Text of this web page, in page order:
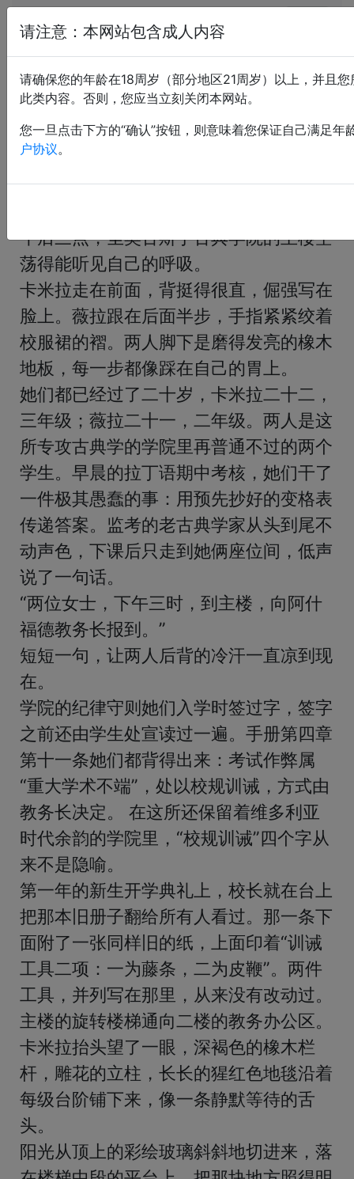
恋痛小说网
旋转楼梯上的训诫
上传：spanknaps； 售价：5 CNY； 最后更新：2026-
05-17 07:22:57
背景色：
午后三点，圣奥古斯丁古典学院的主楼空
荡得能听见自己的呼吸。
卡米拉走在前面，背挺得很直，倔强写在
脸上。薇拉跟在后面半步，手指紧紧绞着
校服裙的褶。两人脚下是磨得发亮的橡木
地板，每一步都像踩在自己的胃上。
她们都已经过了二十岁，卡米拉二十二，
三年级；薇拉二十一，二年级。两人是这
所专攻古典学的学院里再普通不过的两个
学生。早晨的拉丁语期中考核，她们干了
一件极其愚蠢的事：用预先抄好的变格表
传递答案。监考的老古典学家从头到尾不
动声色，下课后只走到她俩座位间，低声
说了一句话。
“两位女士，下午三时，到主楼，向阿什
福德教务长报到。”
短短一句，让两人后背的冷汗一直凉到现
在。
学院的纪律守则她们入学时签过字，签字
之前还由学生处宣读过一遍。手册第四章
第十一条她们都背得出来：考试作弊属
“重大学术不端”，处以校规训诫，方式由
教务长决定。 在这所还保留着维多利亚
时代余韵的学院里，“校规训诫”四个字从
来不是隐喻。
第一年的新生开学典礼上，校长就在台上
把那本旧册子翻给所有人看过。那一条下
面附了一张同样旧的纸，上面印着“训诫
工具二项：一为藤条，二为皮鞭”。两件
工具，并列写在那里，从来没有改动过。
主楼的旋转楼梯通向二楼的教务办公区。
卡米拉抬头望了一眼，深褐色的橡木栏
杆，雕花的立柱，长长的猩红色地毯沿着
每级台阶铺下来，像一条静默等待的舌
头。
阳光从顶上的彩绘玻璃斜斜地切进来，落
请注意：本网站包含成人内容
请确保您的年龄在18周岁（部分地区21周岁）以上，并且
此类内容。否则，您应当立刻关闭本网站。
您一旦点击下方的“确认”按钮，则意味着您保证自己满足年
户协议。